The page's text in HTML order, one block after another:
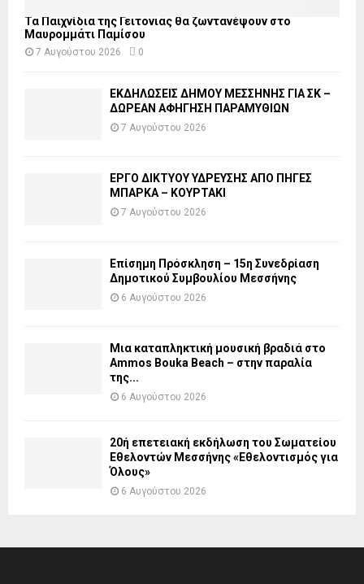
Τα Παιχνίδια της Γειτονιάς θα ζωντανέψουν στο
Μαυρομμάτι Παμίσου
7 Αυγούστου 2026 0
ΕΚΔΗΛΩΣΕΙΣ ΔΗΜΟΥ ΜΕΣΣΗΝΗΣ ΓΙΑ ΣΚ –
ΔΩΡΕΑΝ ΑΦΗΓΗΣΗ ΠΑΡΑΜΥΘΙΩΝ
7 Αυγούστου 2026
ΕΡΓΟ ΔΙΚΤΥΟΥ ΥΔΡΕΥΣΗΣ ΑΠΟ ΠΗΓΕΣ
ΜΠΑΡΚΑ – ΚΟΥΡΤΑΚΙ
7 Αυγούστου 2026
Επίσημη Πρόσκληση – 15η Συνεδρίαση
Δημοτικού Συμβουλίου Μεσσήνης
6 Αυγούστου 2026
Μια καταπληκτική μουσική βραδιά στο
Ammos Bouka Beach – στην παραλία
της...
6 Αυγούστου 2026
20ή επετειακή εκδήλωση του Σωματείου
Εθελοντών Μεσσήνης «Εθελοντισμός για
Όλους»
6 Αυγούστου 2026